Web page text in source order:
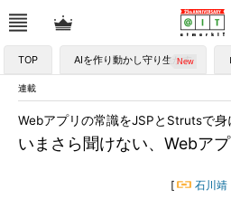
TOP AIを作り動かし守り生かす
連載
いまさら聞けない、Webア
Webアプリの常識をJSPとStrutsで身
[
石川靖